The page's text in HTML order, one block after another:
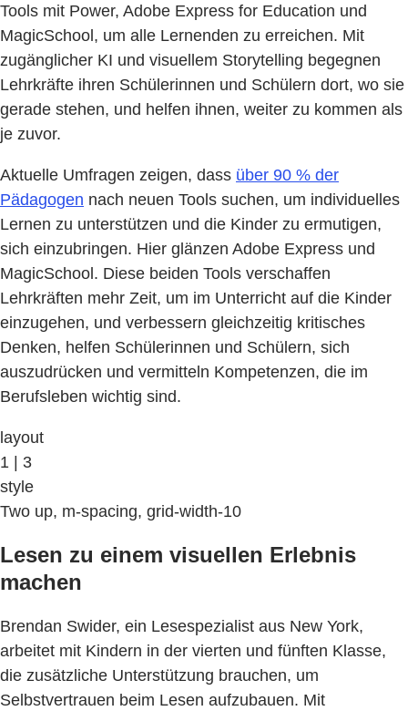
Tools mit Power, Adobe Express for Education und
MagicSchool, um alle Lernenden zu erreichen. Mit
zugänglicher KI und visuellem Storytelling begegnen
Lehrkräfte ihren Schülerinnen und Schülern dort, wo sie
gerade stehen, und helfen ihnen, weiter zu kommen als
je zuvor.
Aktuelle Umfragen zeigen, dass über 90 % der
Pädagogen nach neuen Tools suchen, um individuelles
Lernen zu unterstützen und die Kinder zu ermutigen,
sich einzubringen. Hier glänzen Adobe Express und
MagicSchool. Diese beiden Tools verschaffen
Lehrkräften mehr Zeit, um im Unterricht auf die Kinder
einzugehen, und verbessern gleichzeitig kritisches
Denken, helfen Schülerinnen und Schülern, sich
auszudrücken und vermitteln Kompetenzen, die im
Berufsleben wichtig sind.
layout
1 | 3
style
Two up, m-spacing, grid-width-10
Lesen zu einem visuellen Erlebnis
machen
Brendan Swider, ein Lesespezialist aus New York,
arbeitet mit Kindern in der vierten und fünften Klasse,
die zusätzliche Unterstützung brauchen, um
Selbstvertrauen beim Lesen aufzubauen. Mit